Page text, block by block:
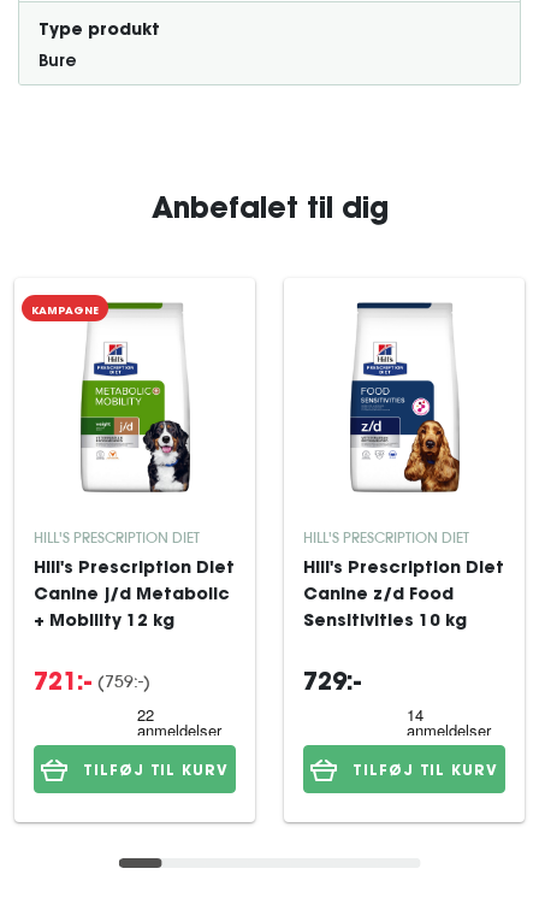
Type produkt
Bure
Anbefalet til dig
KAMPAGNE
HILL'S PRESCRIPTION DIET
Hill's Prescription Diet
Canine j/d Metabolic
+ Mobility 12 kg
721:- (759:-)
TILFØJ TIL KURV
HILL'S PRESCRIPTION DIET
Hill's Prescription Diet
Canine z/d Food
Sensitivities 10 kg
729:-
TILFØJ TIL KURV